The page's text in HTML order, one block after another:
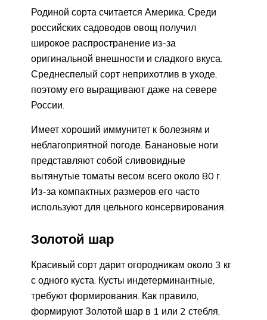
Родиной сорта считается Америка. Среди
российских садоводов овощ получил
широкое распространение из-за
оригинальной внешности и сладкого вкуса.
Среднеспелый сорт неприхотлив в уходе,
поэтому его выращивают даже на севере
России.
Имеет хороший иммунитет к болезням и
неблагоприятной погоде. Банановые ноги
представляют собой сливовидные
вытянутые томаты весом всего около 80 г.
Из-за компактных размеров его часто
используют для цельного консервирования.
Золотой шар
Красивый сорт дарит огородникам около 3 кг
с одного куста. Кусты индетерминантные,
требуют формирования. Как правило,
формируют Золотой шар в 1 или 2 стебля,